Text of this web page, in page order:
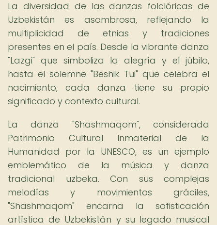
La diversidad de las danzas folclóricas de
Uzbekistán es asombrosa, reflejando la
multiplicidad de etnias y tradiciones
presentes en el país. Desde la vibrante danza
"Lazgi" que simboliza la alegría y el júbilo,
hasta el solemne "Beshik Tui" que celebra el
nacimiento, cada danza tiene su propio
significado y contexto cultural.
La danza "Shashmaqom", considerada
Patrimonio Cultural Inmaterial de la
Humanidad por la UNESCO, es un ejemplo
emblemático de la música y danza
tradicional uzbeka. Con sus complejas
melodías y movimientos gráciles,
"Shashmaqom" encarna la sofisticación
artística de Uzbekistán y su legado musical